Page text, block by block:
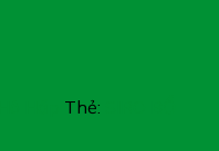
Thẻ: